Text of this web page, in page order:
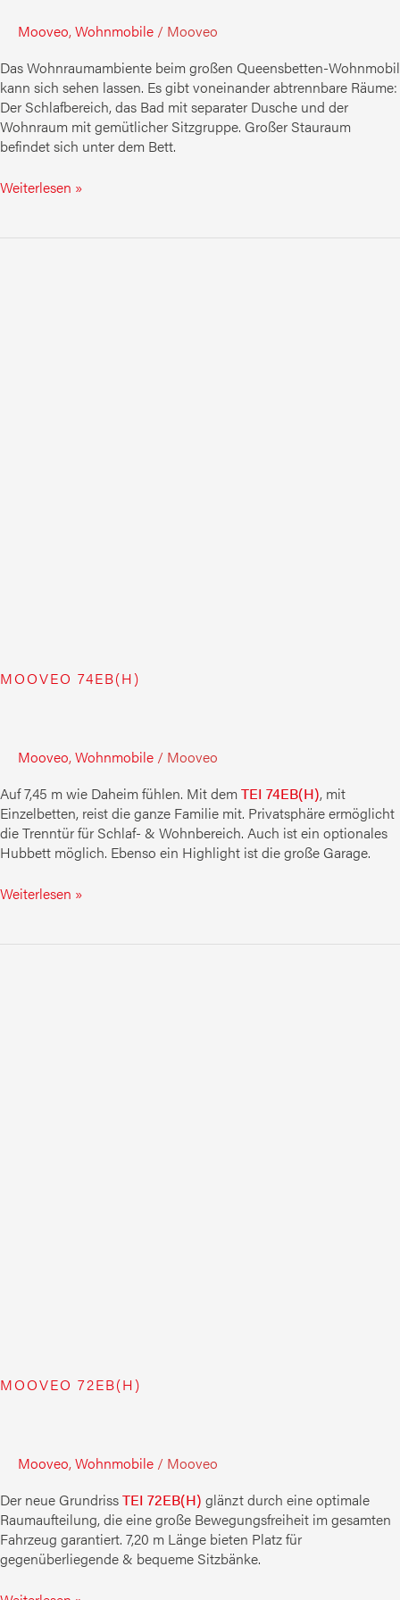
Mooveo,Wohnmobile / Mooveo
Das Wohnraumambiente beim großen Queensbetten-Wohnmobil
kann sich sehen lassen. Es gibt voneinander abtrennbare Räume:
Der Schlafbereich, das Bad mit separater Dusche und der
Wohnraum mit gemütlicher Sitzgruppe. Großer Stauraum
befindet sich unter dem Bett.
Weiterlesen »
MOOVEO 74EB(H)
Mooveo,Wohnmobile / Mooveo
Auf 7,45 m wie Daheim fühlen. Mit demTEI 74EB(H), mit
Einzelbetten, reist die ganze Familie mit. Privatsphäre ermöglicht
die Trenntür für Schlaf- & Wohnbereich. Auch ist ein optionales
Hubbett möglich. Ebenso ein Highlight ist die große Garage.
Weiterlesen »
MOOVEO 72EB(H)
Mooveo,Wohnmobile / Mooveo
Der neue GrundrissTEI 72EB(H) glänzt durch eine optimale
Raumaufteilung, die eine große Bewegungsfreiheit im gesamten
Fahrzeug garantiert. 7,20 m Länge bieten Platz für
gegenüberliegende & bequeme Sitzbänke.